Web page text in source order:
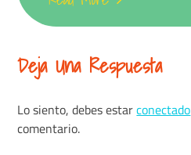
Deja Una Respuesta
Lo siento, debes estarconectado
comentario.